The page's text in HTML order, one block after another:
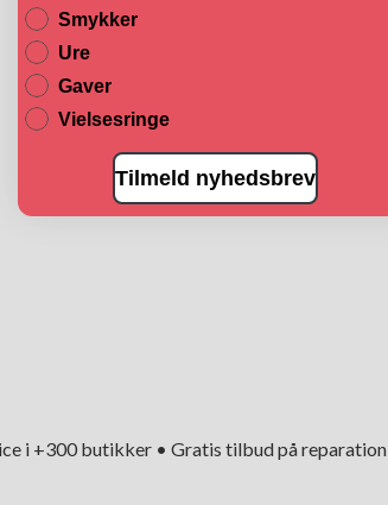
i +300 butikker • Gratis tilbud på reparation
Smykker
Ure
Gaver
Vielsesringe
Tilmeld nyhedsbrev